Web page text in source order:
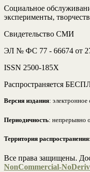
Социальное
эксперименты,
Свидетельство СМИ
ЭЛ № ФС 77 - 66674 от
ISSN 2500-185Х
Распространяется
Версия издания: электронное
Периодичность: непрерывно
Территория распространения:
Все права защищены.
NonCommercial-